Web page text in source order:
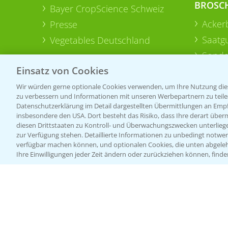
Bayer CropScience Schweiz
Presse
Vegetables Deutschland
Einsatz von Cookies
Wir würden gerne optionale Cookies verwenden, um Ihre Nutzung
zu verbessern und Informationen mit unseren Werbepartnern zu
Datenschutzerklärung im Detail dargestellten Übermittlungen an
insbesondere den USA. Dort besteht das Risiko, dass Ihre derart
diesen Drittstaaten zu Kontroll- und Überwachungszwecken
zur Verfügung stehen. Detaillierte Informationen zu unbedingt
verfügbar machen können, und optionalen Cookies, die unten
Ihre Einwilligungen jeder Zeit ändern oder zurückziehen können,